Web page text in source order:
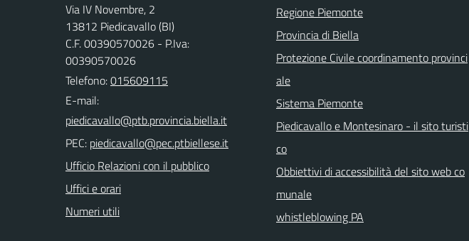
Via IV Novembre, 2
13812 Piedicavallo (BI)
C.F. 00390570026 - P.Iva:
00390570026
Telefono:015609115
E-mail:
PEC:
Ufficio Relazioni con il pubblico
Uffici e orari
Numeri utili
Regione Piemonte
Provincia di Biella
Protezione Civile coordinamento provinci
ale
Sistema Piemonte
Piedicavallo e Montesinaro - il sito turisti
co
Obbiettivi di accessibilità del sito web co
munale
whistleblowing PA